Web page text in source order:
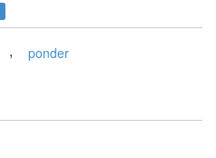
, ponder